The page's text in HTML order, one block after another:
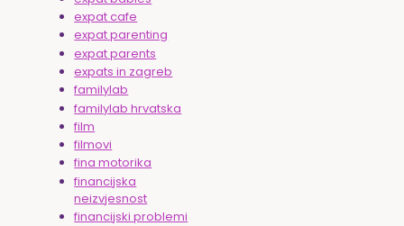
expat cafe
expat parenting
expat parents
expats in zagreb
familylab
familylab hrvatska
film
filmovi
fina motorika
financijska
neizvjesnost
financijski problemi